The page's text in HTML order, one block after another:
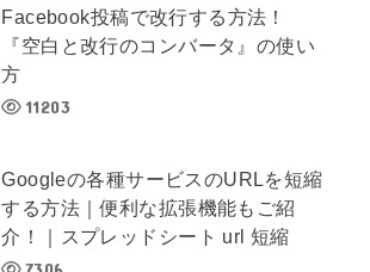
Facebook投稿で改行する方法！
『空白と改行のコンバータ』の使い
方
11203
Googleの各種サービスのURLを短縮
する方法｜便利な拡張機能もご紹
介！｜スプレッドシート url 短縮